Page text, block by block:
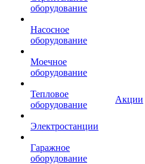
оборудование
Насосное
оборудование
Моечное
оборудование
Тепловое
оборудование
Электростанции
Гаражное
оборудование
Акции